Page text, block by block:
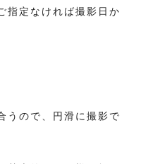
指定なければ撮影日か
うので、円滑に撮影で